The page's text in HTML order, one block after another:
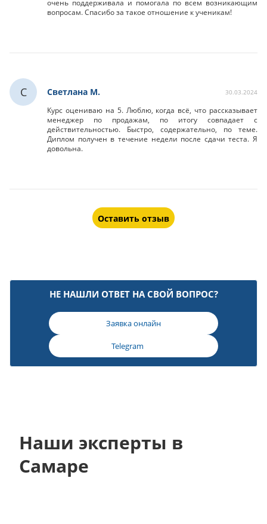
очень поддерживала и помогала по всем возникающим
вопросам. Спасибо за такое отношение к ученикам!
С Светлана М. 30.03.2024
Курс оцениваю на 5. Люблю, когда всё, что рассказывает
менеджер по продажам, по итогу совпадает с
действительностью. Быстро, содержательно, по теме.
Диплом получен в течение недели после сдачи теста. Я
довольна.
Оставить отзыв
НЕ НАШЛИ ОТВЕТ НА СВОЙ ВОПРОС?
Заявка онлайн
Telegram
Наши эксперты в
Самаре